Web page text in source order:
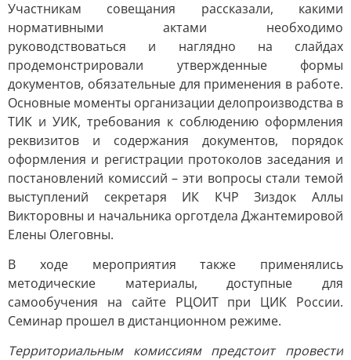
Участникам совещания рассказали, какими
нормативными актами необходимо
руководствоваться и наглядно на слайдах
продемонстрировали утвержденные формы
документов, обязательные для применения в работе.
Основные моменты организации делопроизводства в
ТИК и УИК, требования к соблюдению оформления
реквизитов и содержания документов, порядок
оформления и регистрации протоколов заседания и
постановлений комиссий – эти вопросы стали темой
выступлений секретаря ИК КЧР Зиздок Аллы
Викторовны и начальника орготдела Джантемировой
Елены Олеговны.
В ходе мероприятия также применялись
методические материалы, доступные для
самообучения на сайте РЦОИТ при ЦИК России.
Семинар прошел в дистанционном режиме.
Территориальным комиссиям предстоит провести